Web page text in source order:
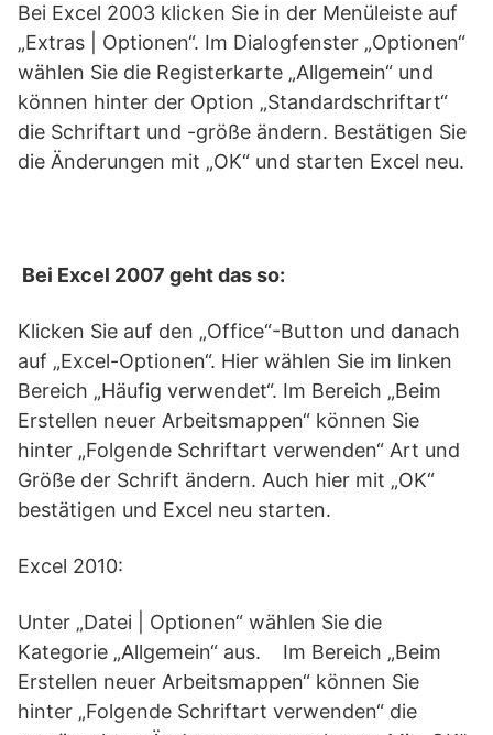
Bei Excel 2003 klicken Sie in der Menüleiste auf
„Extras | Optionen“. Im Dialogfenster „Optionen“
wählen Sie die Registerkarte „Allgemein“ und
können hinter der Option „Standardschriftart“
die Schriftart und -größe ändern. Bestätigen Sie
die Änderungen mit „OK“ und starten Excel neu.
Bei Excel 2007 geht das so:
Klicken Sie auf den „Office“-Button und danach
auf „Excel-Optionen“. Hier wählen Sie im linken
Bereich „Häufig verwendet“. Im Bereich „Beim
Erstellen neuer Arbeitsmappen“ können Sie
hinter „Folgende Schriftart verwenden“ Art und
Größe der Schrift ändern. Auch hier mit „OK“
bestätigen und Excel neu starten.
Excel 2010:
Unter „Datei | Optionen“ wählen Sie die
Kategorie „Allgemein“ aus. Im Bereich „Beim
Erstellen neuer Arbeitsmappen“ können Sie
hinter „Folgende Schriftart verwenden“ die